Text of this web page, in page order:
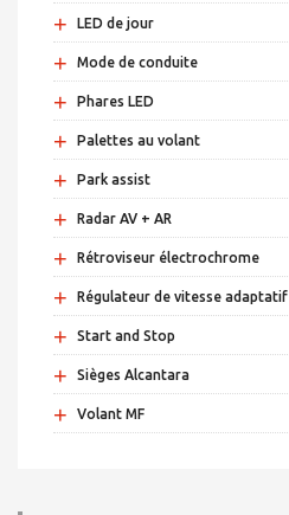
+ LED de jour
+ Mode de conduite
+ Phares LED
+ Palettes au volant
+ Park assist
+ Radar AV + AR
+ Rétroviseur électrochrome
+ Régulateur de vitesse adaptatif
+ Start and Stop
+ Sièges Alcantara
+ Volant MF